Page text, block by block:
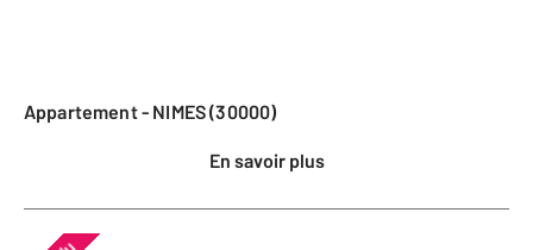
Appartement - NIMES (30000)
En savoir plus